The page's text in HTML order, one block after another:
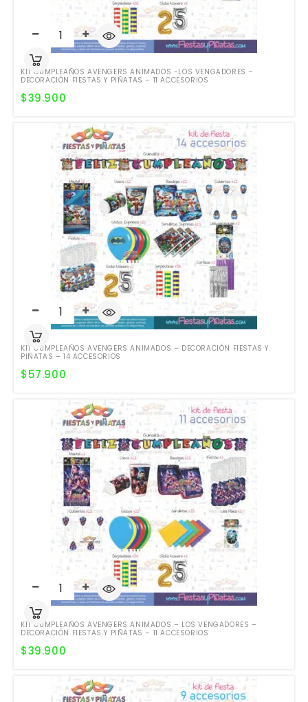
KIT CUMPLEAÑOS AVENGERS ANIMADOS -LOS VENGADORES –
DECORACIÓN FIESTAS Y PIÑATAS – 11 ACCESORIOS
$39.900
KIT CUMPLEAÑOS AVENGERS ANIMADOS – DECORACIÓN FIESTAS Y
PIÑATAS – 14 ACCESORIOS
$57.900
KIT CUMPLEAÑOS AVENGERS ANIMADOS – LOS VENGADORES –
DECORACIÓN FIESTAS Y PIÑATAS – 11 ACCESORIOS
$39.900